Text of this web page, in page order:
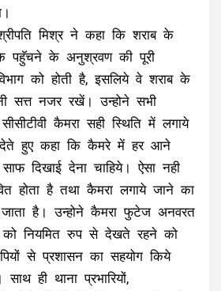
मिश्र ने कहा कि शराब के
पहुॅचने के अनुश्रवण की पूरी
को होती है, इसलिये वे शराब के
सत्त नजर रखें। उन्होने सभी
कैमरा सही स्थिति में लगाये
देते हुए कहा कि कैमरे में हर आने
दिखाई देना चाहिये। ऐसा नही
होता है तथा कैमरा लगाये जाने का
जाता है। उन्होने कैमरा फुटेज अनवरत
नियमित रुप से देखते रहने को
से प्रशासन का सहयोग किये
ही थाना प्रभारियों,